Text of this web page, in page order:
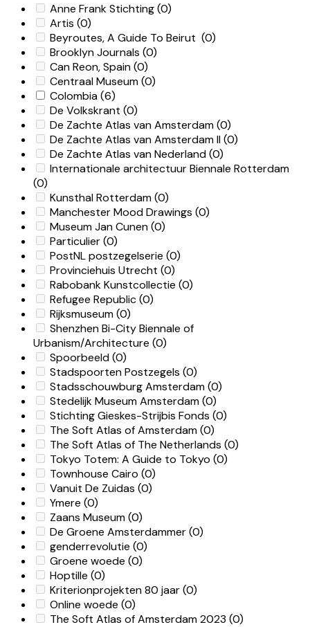
Anne Frank Stichting(0)
Artis (0)
Beyroutes, A Guide To Beirut (0)
Brooklyn Journals (0)
Can Reon, Spain(0)
Centraal Museum(0)
Colombia(6)
De Volkskrant (0)
De Zachte Atlas van Amsterdam(0)
De Zachte Atlas van Amsterdam II(0)
De Zachte Atlas van Nederland(0)
Internationale architectuur Biennale Rotterdam
(0)
Kunsthal Rotterdam(0)
Manchester Mood Drawings (0)
Museum Jan Cunen(0)
Particulier(0)
PostNL postzegelserie (0)
Provinciehuis Utrecht (0)
Rabobank Kunstcollectie (0)
Refugee Republic(0)
Rijksmuseum(0)
Shenzhen Bi-City Biennale of
Urbanism/Architecture (0)
Spoorbeeld(0)
Stadspoorten Postzegels (0)
Stadsschouwburg Amsterdam(0)
Stedelijk Museum Amsterdam(0)
Stichting Gieskes-Strijbis Fonds (0)
The Soft Atlas of Amsterdam(0)
The Soft Atlas of The Netherlands (0)
Tokyo Totem: A Guide to Tokyo (0)
Townhouse Cairo (0)
Vanuit De Zuidas (0)
Ymere (0)
Zaans Museum(0)
De Groene Amsterdammer(0)
genderrevolutie (0)
Groene woede (0)
Hoptille (0)
Kriterionprojekten 80 jaar(0)
Online woede (0)
The Soft Atlas of Amsterdam 2023 (0)